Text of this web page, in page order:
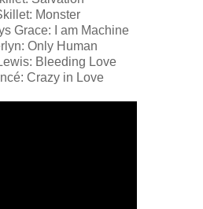
Monster
Grace: I am Machine
Only Human
Bleeding Love
Crazy in Love